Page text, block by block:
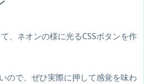
、ネオンの様に光るCSSボタンを作
ので、ぜひ実際に押して感覚を味わ